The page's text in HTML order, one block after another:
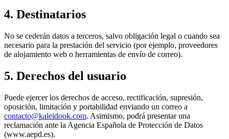
4. Destinatarios
No se cederán datos a terceros, salvo obligación legal o cuando sea
necesario para la prestación del servicio (por ejemplo, proveedores
de alojamiento web o herramientas de envío de correo).
5. Derechos del usuario
Puede ejercer los derechos de acceso, rectificación, supresión,
oposición, limitación y portabilidad enviando un correo a
contacto@kaleidook.com. Asimismo, podrá presentar una
reclamación ante la Agencia Española de Protección de Datos
(www.aepd.es).